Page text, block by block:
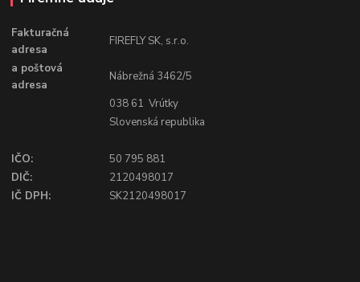
Fakturačná
adresa
FIREFLY SK, s.r.o.
a poštová
adresa
Nábrežná 3462/5
038 61 Vrútky
Slovenská republika
IČO:
50 795 881
DIČ:
2120498017
IČ DPH:
SK2120498017